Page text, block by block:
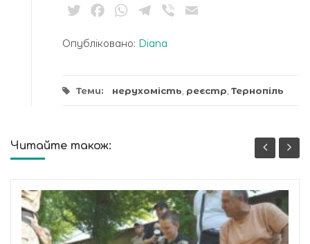
TwitterFacebookWhatsApp
Telegram
Viber
Опубліковано: Diana
Теми: нерухомість реєстр Тернопіль
Читайте також: